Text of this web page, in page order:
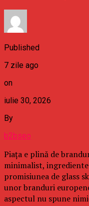
Published
7 zile ago
on
iulie 30, 2026
By
b2bseo
Piața e plină de
minimalist,
promisiunea de glass
unor branduri
aspectul nu spune